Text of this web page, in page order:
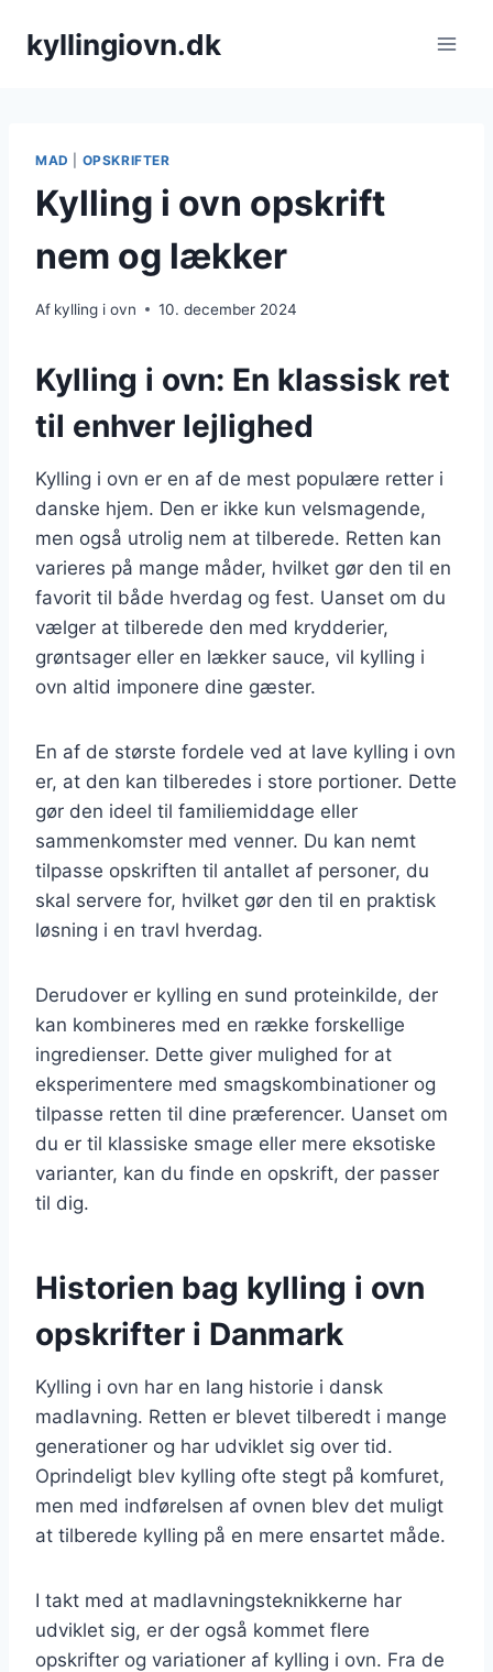
kyllingiovn.dk
MAD OPSKRIFTER
Kylling i ovn opskrift
nem og lækker
Af kylling i ovn 10. december 2024
Kylling i ovn: En klassisk ret
til enhver lejlighed
Kylling i ovn er en af de mest populære retter i
danske hjem. Den er ikke kun velsmagende,
men også utrolig nem at tilberede. Retten kan
varieres på mange måder, hvilket gør den til en
favorit til både hverdag og fest. Uanset om du
vælger at tilberede den med krydderier,
grøntsager eller en lækker sauce, vil kylling i
ovn altid imponere dine gæster.
En af de største fordele ved at lave kylling i ovn
er, at den kan tilberedes i store portioner. Dette
gør den ideel til familiemiddage eller
sammenkomster med venner. Du kan nemt
tilpasse opskriften til antallet af personer, du
skal servere for, hvilket gør den til en praktisk
løsning i en travl hverdag.
Derudover er kylling en sund proteinkilde, der
kan kombineres med en række forskellige
ingredienser. Dette giver mulighed for at
eksperimentere med smagskombinationer og
tilpasse retten til dine præferencer. Uanset om
du er til klassiske smage eller mere eksotiske
varianter, kan du finde en opskrift, der passer
til dig.
Historien bag kylling i ovn
opskrifter i Danmark
Kylling i ovn har en lang historie i dansk
madlavning. Retten er blevet tilberedt i mange
generationer og har udviklet sig over tid.
Oprindeligt blev kylling ofte stegt på komfuret,
men med indførelsen af ovnen blev det muligt
at tilberede kylling på en mere ensartet måde.
I takt med at madlavningsteknikkerne har
udviklet sig, er der også kommet flere
opskrifter og variationer af kylling i ovn. Fra de